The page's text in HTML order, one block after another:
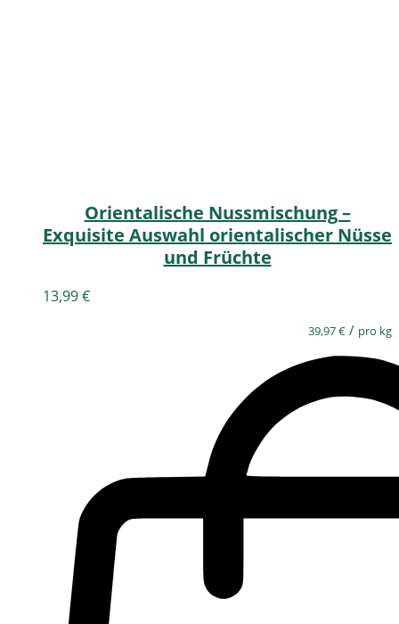
Orientalische Nussmischung –
Exquisite Auswahl orientalischer Nüsse
und Früchte
13,99€
39,97€ / pro kg